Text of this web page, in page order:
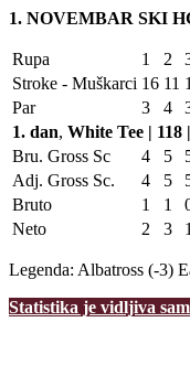
1. NOVEMBAR SKI
Rupa 1 2
Stroke - Muškarci 16 11
Par
3 4
1. dan, White Tee | 118
Bru. Gross Sc
4 5
Adj. Gross Sc.
4 5
Bruto
1 1
Neto
2 3 1
Legenda: Albatross (-3)
Statistika je vidljiva